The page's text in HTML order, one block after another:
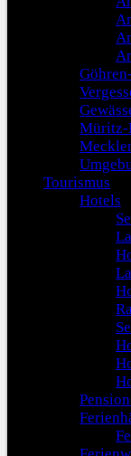
Müritz-
Tourismus
Hotels